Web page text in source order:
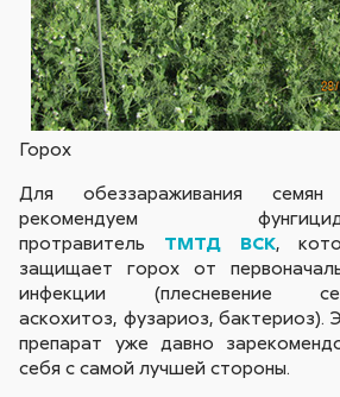
Горох
Для обеззараживания
рекомендуем
протравитель ТМТД ВСК,
защищает горох от
инфекции (плесневение
аскохитоз, фузариоз, бактериоз).
препарат уже давно
себя с самой лучшей стороны.